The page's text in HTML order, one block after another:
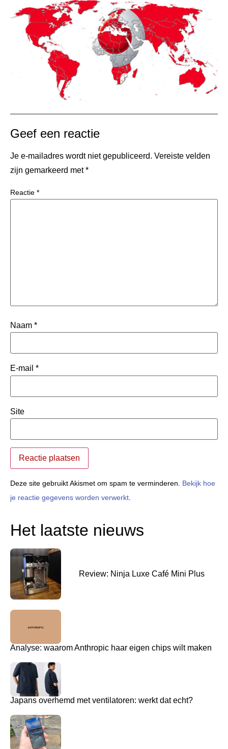
Geef een reactie
Je e-mailadres wordt niet gepubliceerd. Vereiste velden
zijn gemarkeerd met*
Reactie *
Naam *
E-mail *
Site
Deze site gebruikt Akismet om spam te verminderen. Bekijk hoe
je reactie gegevens worden verwerkt
Het laatste nieuws
Review: Ninja Luxe Café Mini Plus
Analyse: waarom Anthropic haar eigen chips wilt maken
Japans overhemd met ventilatoren: werkt dat echt?